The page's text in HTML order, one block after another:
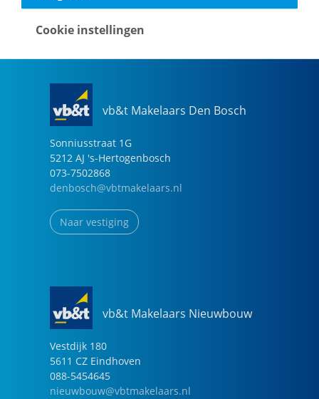
vb&t Makelaars Den Bosch
Sonniusstraat 1G
5212 AJ 's-Hertogenbosch
073-7502868
denbosch@vbtmakelaars.nl
Naar vestiging
vb&t Makelaars Nieuwbouw
Vestdijk 180
5611 CZ Eindhoven
088-5454645
nieuwbouw@vbtmakelaars.nl
Cookie instellingen